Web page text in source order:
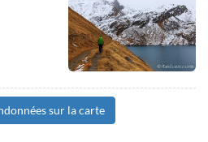
sur la carte